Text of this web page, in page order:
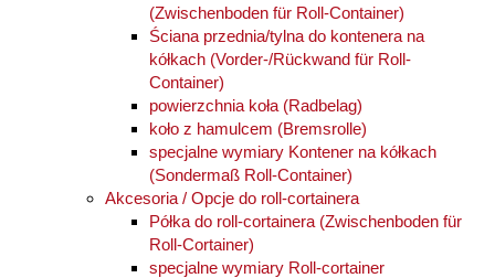
(Zwischenboden für Roll-Container)
Ściana przednia/tylna do kontenera na
kółkach (Vorder-/Rückwand für Roll-
Container)
powierzchnia koła (Radbelag)
koło z hamulcem (Bremsrolle)
specjalne wymiary Kontener na kółkach
(Sondermaß Roll-Container)
Akcesoria / Opcje do roll-cortainera
Półka do roll-cortainera (Zwischenboden für
Roll-Cortainer)
specjalne wymiary Roll-cortainer